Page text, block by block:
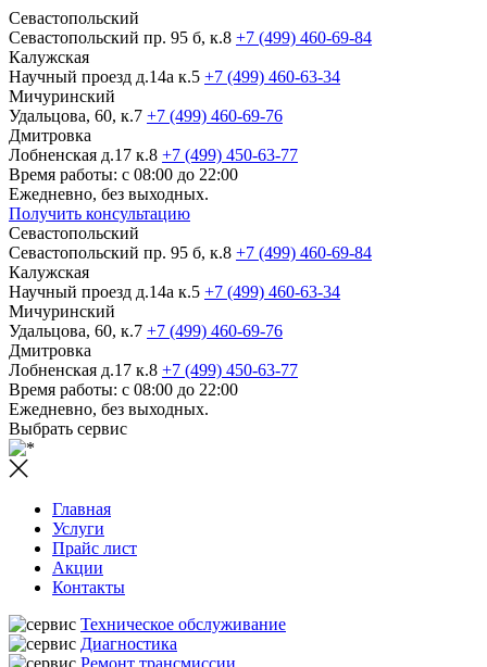
Севастопольский
Севастопольский пр. 95 б, к.8 +7 (499) 460-69-84
Калужская
Научный проезд д.14а к.5 +7 (499) 460-63-34
Мичуринский
Удальцова, 60, к.7 +7 (499) 460-69-76
Дмитровка
Лобненская д.17 к.8 +7 (499) 450-63-77
Время работы: с 08:00 до 22:00
Ежедневно, без выходных.
Получить консультацию
Севастопольский
Севастопольский пр. 95 б, к.8 +7 (499) 460-69-84
Калужская
Научный проезд д.14а к.5 +7 (499) 460-63-34
Мичуринский
Удальцова, 60, к.7 +7 (499) 460-69-76
Дмитровка
Лобненская д.17 к.8 +7 (499) 450-63-77
Время работы: с 08:00 до 22:00
Ежедневно, без выходных.
Выбрать сервис
Главная
Услуги
Прайс лист
Акции
Контакты
Техническое обслуживание
Диагностика
Ремонт трансмиссии